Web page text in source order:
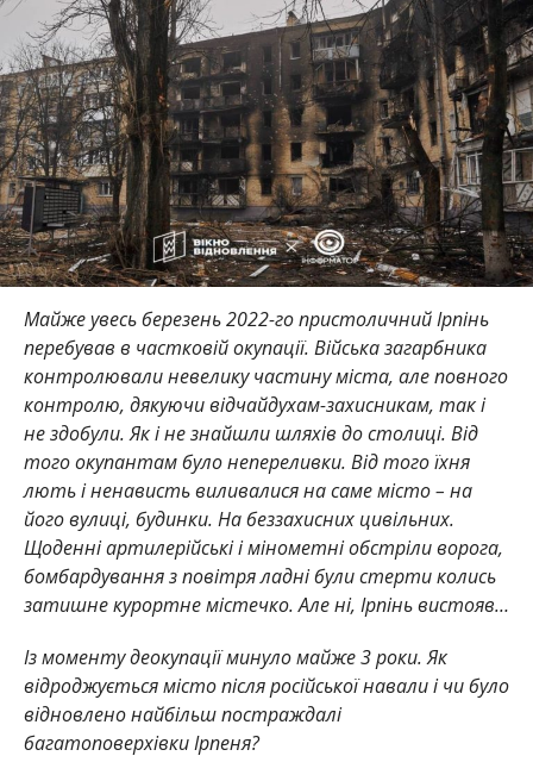
Майже увесь березень 2022-го пристоличний Ірпінь
перебував в частковій окупації. Війська загарбника
контролювали невелику частину міста, але повного
контролю, дякуючи відчайдухам-захисникам, так і
не здобули. Як і не знайшли шляхів до столиці. Від
того окупантам було непереливки. Від того їхня
лють і ненависть виливалися на саме місто – на
його вулиці, будинки. На беззахисних цивільних.
Щоденні артилерійські і мінометні обстріли ворога,
бомбардування з повітря ладні були стерти колись
затишне курортне містечко. Але ні, Ірпінь вистояв…
Із моменту деокупації минуло майже 3 роки. Як
відроджується місто після російської навали і чи було
відновлено найбільш постраждалі
багатоповерхівки Ірпеня?